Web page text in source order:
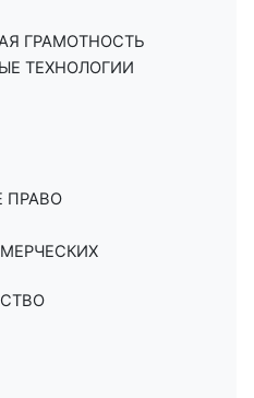
ГРАМОТНОСТЬ
ТЕХНОЛОГИИ
ПРАВО